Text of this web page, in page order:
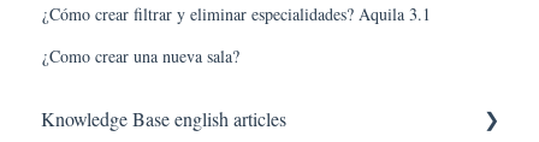
¿Cómo crear filtrar y eliminar especialidades? Aquila 3.1
¿Como crear una nueva sala?
Knowledge Base english articles